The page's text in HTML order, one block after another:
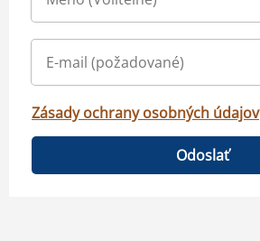
Zásady ochrany osobných údajov
Odoslať